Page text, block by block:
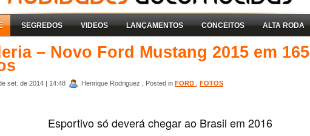
SEGREDOS VIDEOS LANÇAMENTOS CONCEITOS ALTA RODA
– Novo Ford Mustang 2015 em 165
set. de 2014 | 14:48 Henrique Rodriguez , Posted in FORD FOTOS
Esportivo só deverá chegar ao Brasil em 2016